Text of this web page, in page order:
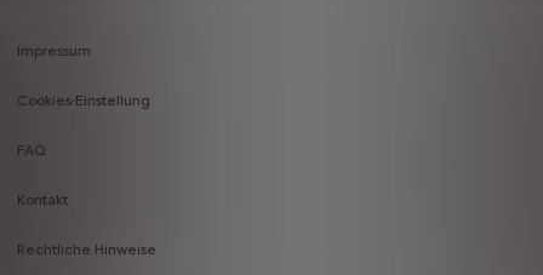
menu
Impressum
Cookies-Einstellung
FAQ
Kontakt
Rechtliche Hinweise